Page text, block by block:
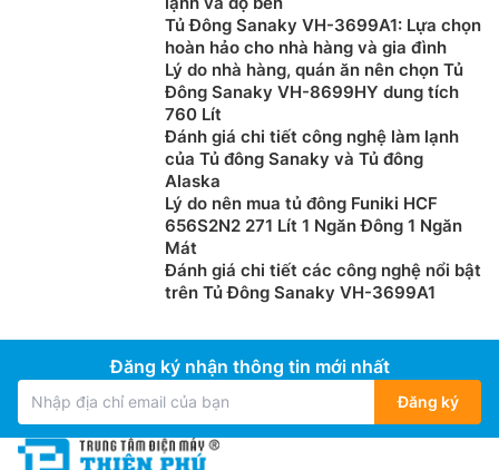
hoạt, Đèn báo và bảng điều khiển bên ngoài.
Tủ Đông Sanaky VH-3699A1: Lựa chọn
hoàn hảo cho nhà hàng và gia đình
Lý do nhà hàng, quán ăn nên chọn Tủ
Đông Sanaky VH-8699HY dung tích
760 Lít
Đánh giá chi tiết công nghệ làm lạnh
của Tủ đông Sanaky và Tủ đông
Alaska
Lý do nên mua tủ đông Funiki HCF
656S2N2 271 Lít 1 Ngăn Đông 1 Ngăn
Mát
Đánh giá chi tiết các công nghệ nổi bật
trên Tủ Đông Sanaky VH-3699A1
Đăng ký nhận thông tin mới nhất
Đăng ký